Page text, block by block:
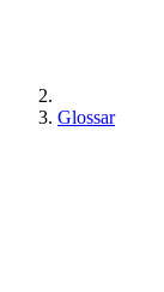
Glossar